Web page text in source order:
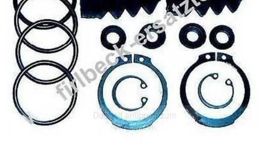
Doppelt antippen zum
vergrößern